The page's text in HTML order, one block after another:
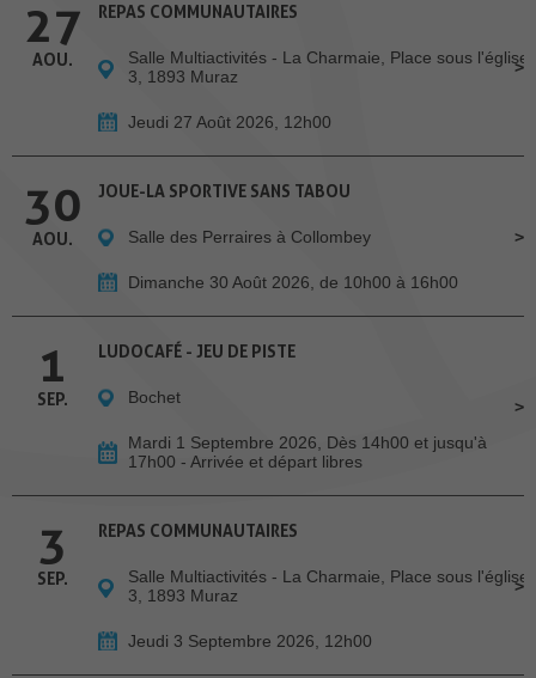
27
AOU.
REPAS COMMUNAUTAIRES
Salle Multiactivités - La Charmaie, Place sous l'église
3, 1893 Muraz
Jeudi 27 Août 2026, 12h00
30
AOU.
JOUE-LA SPORTIVE SANS TABOU
Salle des Perraires à Collombey
Dimanche 30 Août 2026, de 10h00 à 16h00
1
SEP.
LUDOCAFÉ - JEU DE PISTE
Bochet
Mardi 1 Septembre 2026, Dès 14h00 et jusqu'à
17h00 - Arrivée et départ libres
3
SEP.
REPAS COMMUNAUTAIRES
Salle Multiactivités - La Charmaie, Place sous l'église
3, 1893 Muraz
Jeudi 3 Septembre 2026, 12h00